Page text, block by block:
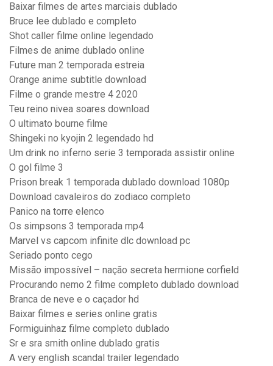
Baixar filmes de artes marciais dublado
Bruce lee dublado e completo
Shot caller filme online legendado
Filmes de anime dublado online
Future man 2 temporada estreia
Orange anime subtitle download
Filme o grande mestre 4 2020
Teu reino nivea soares download
O ultimato bourne filme
Shingeki no kyojin 2 legendado hd
Um drink no inferno serie 3 temporada assistir online
O gol filme 3
Prison break 1 temporada dublado download 1080p
Download cavaleiros do zodiaco completo
Panico na torre elenco
Os simpsons 3 temporada mp4
Marvel vs capcom infinite dlc download pc
Seriado ponto cego
Missão impossível – nação secreta hermione corfield
Procurando nemo 2 filme completo dublado download
Branca de neve e o caçador hd
Baixar filmes e series online gratis
Formiguinhaz filme completo dublado
Sr e sra smith online dublado gratis
A very english scandal trailer legendado